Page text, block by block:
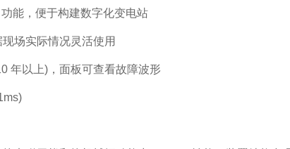
能，便于构建数字化变电站
场实际情况灵活使用
年以上)，面板可查看故障波形